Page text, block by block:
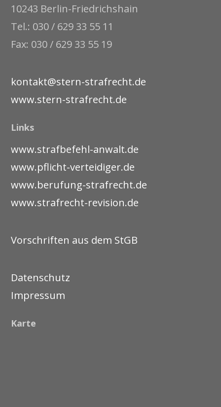
10243 Berlin-Friedrichshain
Tel.: 030 / 629 33 55 11
Fax: 030 / 629 33 55 19
kontakt@stern-strafrecht.de
www.stern-strafrecht.de
Links
www.strafbefehl-anwalt.de
www.pflicht-verteidiger.de
www.berufung-strafrecht.de
www.strafrecht-revision.de
Vorschriften aus dem StGB
Datenschutz
Impressum
Karte